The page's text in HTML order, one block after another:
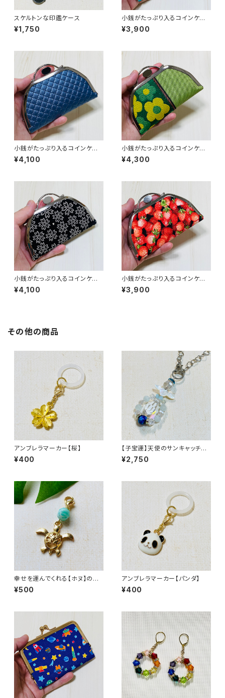
スケルトンな印鑑ケース
¥1,750
小銭がたっぷり入るコインケー
ス／花柄
¥3,900
小銭がたっぷり入るコインケー
ス／【合皮】紺
¥4,100
小銭がたっぷり入るコインケー
ス／【畳縁】花柄・グリーン系
¥4,300
小銭がたっぷり入るコインケー
ス／【印伝調】桜柄
¥4,100
小銭がたっぷり入るコインケー
ス／イチゴ柄
¥3,900
その他の商品
アンブレラマーカー【桜】
¥400
【子宝運】天使のサンキャッチャ
ーバッグチャーム
¥2,750
幸せを運んでくれる【ホヌ】のマ
スクチャーム
¥500
アンブレラマーカー【パンダ】
¥400